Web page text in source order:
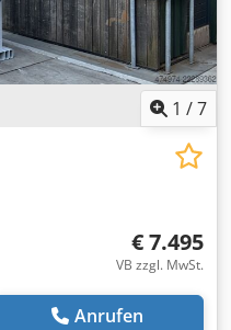
1 /7
€ 7.495
VB zzgl. MwSt.
Anrufen